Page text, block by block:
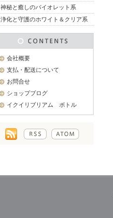
神秘と癒しのバイオレット系
浄化と守護のホワイト＆クリア系
会社概要
支払・配送について
お問合せ
ショップブログ
イクイリブリアム ボトル